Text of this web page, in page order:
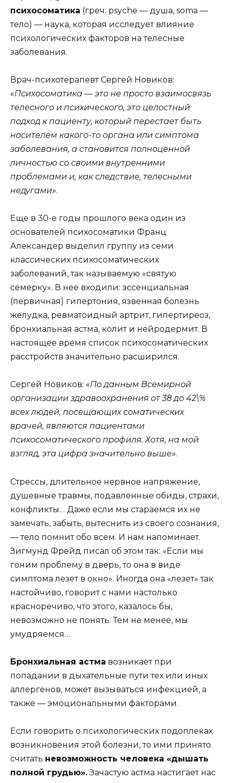
психосоматика (греч. psyche — душа, soma —
тело) — наука, которая исследует влияние
психологических факторов на телесные
заболевания.
Врач-психотерапевт Сергей Новиков:
«Психосоматика — это не просто взаимосвязь
телесного и психического, это целостный
подход к пациенту, который перестает быть
носителем какого-то органа или симптома
заболевания, а становится полноценной
личностью со своими внутренними
проблемами и, как следствие, телесными
недугами».
Еще в 30-е годы прошлого века один из
основателей психосоматики Франц
Александер выделил группу из семи
классических психосоматических
заболеваний, так называемую «святую
семерку». В нее входили: эссенциальная
(первичная) гипертония, язвенная болезнь
желудка, ревматоидный артрит, гипертиреоз,
бронхиальная астма, колит и нейродермит. В
настоящее время список психосоматических
расстройств значительно расширился.
Сергей Новиков: «По данным Всемирной
организации здравоохранения от 38 до 42\%
всех людей, посещающих соматических
врачей, являются пациентами
психосоматического профиля. Хотя, на мой
взгляд, эта цифра значительно выше».
Стрессы, длительное нервное напряжение,
душевные травмы, подавленные обиды, страхи,
конфликты… Даже если мы стараемся их не
замечать, забыть, вытеснить из своего сознания,
— тело помнит обо всем. И нам напоминает.
Зигмунд Фрейд писал об этом так: «Если мы
гоним проблему в дверь, то она в виде
симптома лезет в окно». Иногда она «лезет» так
настойчиво, говорит с нами настолько
красноречиво, что этого, казалось бы,
невозможно не понять. Тем не менее, мы
умудряемся…
Бронхиальная астма возникает при
попадании в дыхательные пути тех или иных
аллергенов, может вызываться инфекцией, а
также — эмоциональными факторами.
Если говорить о психологических подоплеках
возникновения этой болезни, то ими принято
считать невозможность человека «дышать
полной грудью».Зачастую астма настигает нас